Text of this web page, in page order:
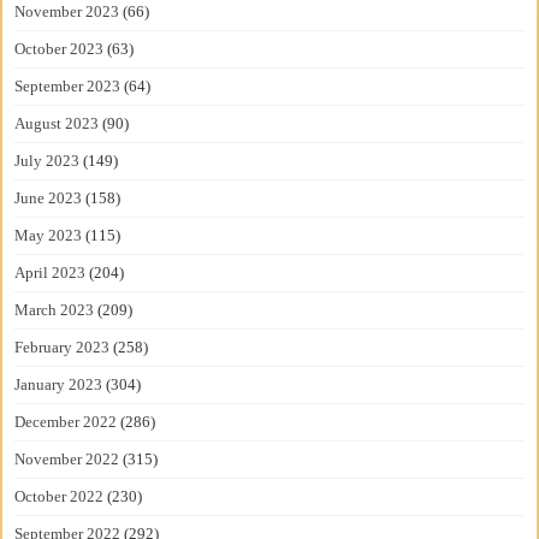
November 2023 (66)
October 2023 (63)
September 2023 (64)
August 2023 (90)
July 2023 (149)
June 2023 (158)
May 2023 (115)
April 2023 (204)
March 2023 (209)
February 2023 (258)
January 2023 (304)
December 2022 (286)
November 2022 (315)
October 2022 (230)
September 2022 (292)